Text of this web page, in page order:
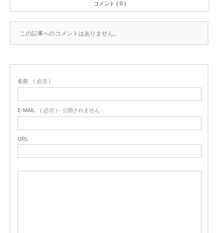
コメント ( 0 )
この記事へのコメントはありません。
名前 ( 必須 )
E-MAIL ( 必須 ) - 公開されません -
URL